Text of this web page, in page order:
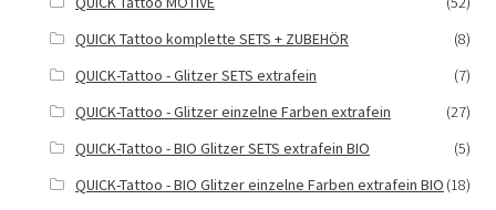
QUICK Tattoo komplette SETS + ZUBEHÖR
(8)
QUICK-Tattoo - Glitzer SETS extrafein
(7)
QUICK-Tattoo - Glitzer einzelne Farben extrafein
(27)
QUICK-Tattoo - BIO Glitzer SETS extrafein BIO
(5)
QUICK-Tattoo - BIO Glitzer einzelne Farben extrafein BIO (18)